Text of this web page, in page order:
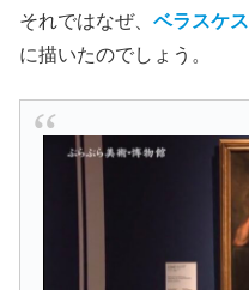
それではなぜ、 ベラスケス
に描いたのでしょう。